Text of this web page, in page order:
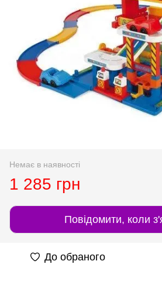
Немає в наявності
1 285 грн
Повідомити, коли
До обраного